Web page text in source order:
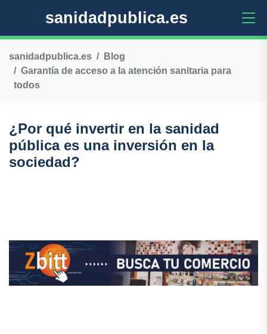
sanidadpublica.es
sanidadpublica.es
Blog
Garantía de acceso a la atención sanitaria para
todos
¿Por qué invertir en la sanidad
pública es una inversión en la
sociedad?